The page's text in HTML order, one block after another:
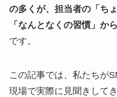
の多くが、担当者の「ち
「なんとなくの習慣」か
です。
この記事では、私たちが
現場で実際に見聞きして